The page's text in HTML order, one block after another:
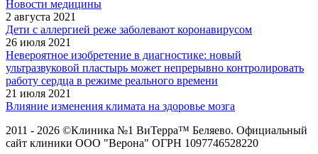
Новости медицины
2 августа 2021
Дети с аллергией реже заболевают коронавирусом
26 июля 2021
Невероятное изобретение в диагностике: новый
ультразвуковой пластырь может непрерывно контролировать
работу сердца в режиме реального времени
21 июля 2021
Влияние изменения климата на здоровье мозга
2011 - 2026 ©Клиника №1 ВиТерра™ Беляево. Официальный
сайт клиники ООО "Верона" ОГРН 1097746528220